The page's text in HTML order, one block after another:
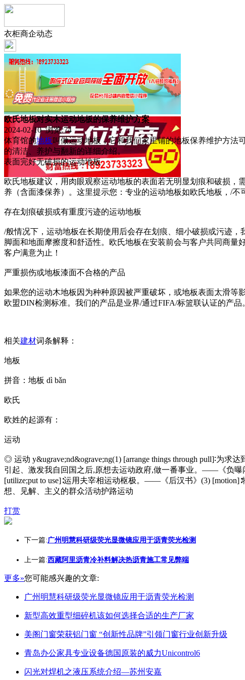
衣柜商企动态
欧氏地板对实木运动地板的保养维护方案
2024-02-10 浏览:74
体育馆的地板叫做运动地板，它和我们家里铺的地板保养维护方法
的清洁、养护与翻新的详细介绍。
表面完好无破损的运动地板
欧氏地板建议，用肉眼观察运动地板的表面若无明显划痕和破损
养（含面漆保养）。这里提示您：专业的运动地板如欧氏地板，/不
存在划痕破损或有重度污迹的运动地板
/般情况下，运动地板在长期使用后会存在划痕、细小破损或污迹
脚面和地面摩擦度和舒适性。欧氏地板在安装前会与客户共同商
客户满意为止！
严重损伤或地板漆面不合格的产品
如果您的运动木地板因为种种原因被严重破坏，或地板表面太滑等
欧盟DIN检测标准。我们的产品是业界/通过FIFA/标篮联认证的产品
相关建材词条解释：
地板
拼音：地板 dì bǎn
欧氏
欧姓的起源有：
运动
◎ 运动 y&ugrave;nd&ograve;ng(1) [arrange things through pull]∶为
引起、激发我自回国之后,原想去运动政府,做一番事业。——《负曝
[utilize;put to use]∶运用夫宰相运动枢极。——《后汉书》(3)
想、见解、主义的群众活动护路运动
打赏
下一篇:广州明慧科研级荧光显微镜应用于沥青荧光检测
上一篇:西藏阿里沥青冷补料解决热沥青施工常见弊端
更多»您可能感兴趣的文章:
广州明慧科研级荧光显微镜应用于沥青荧光检测
新型高效重型细碎机该如何选择合适的生产厂家
美阁门窗荣获铝门窗 “创新性品牌”引领门窗行业创新升级
青岛办公家具专业设备德国原装的威力Unicontrol6
闪光对焊机之液压系统介绍—苏州安嘉